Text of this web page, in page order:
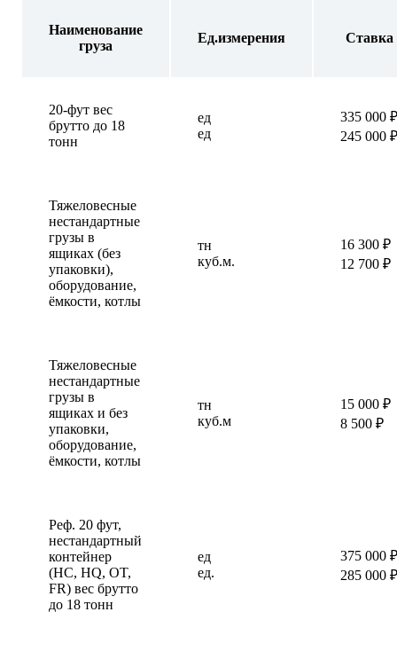
Наименование
груза
Ед.измерения Ставка
20-фут вес
брутто до 18
тонн
ед
ед
335 000 ₽
245 000 ₽
Тяжеловесные
нестандартные
грузы в
ящиках (без
упаковки),
оборудование,
ёмкости, котлы
тн
куб.м.
16 300 ₽
12 700 ₽
Тяжеловесные
нестандартные
грузы в
ящиках и без
упаковки,
оборудование,
ёмкости, котлы
тн
куб.м
15 000 ₽
8 500 ₽
Реф. 20 фут,
нестандартный
контейнер
(HC, HQ, OT,
FR) вес брутто
до 18 тонн
ед
ед.
375 000 ₽
285 000 ₽